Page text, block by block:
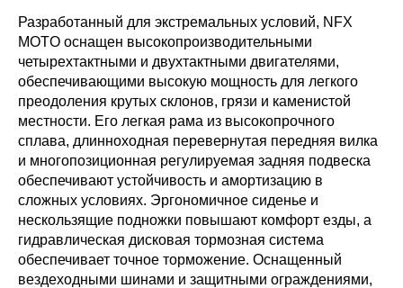
Разработанный для экстремальных условий, NFX
MOTO оснащен высокопроизводительными
четырехтактными и двухтактными двигателями,
обеспечивающими высокую мощность для легкого
преодоления крутых склонов, грязи и каменистой
местности. Его легкая рама из высокопрочного
сплава, длинноходная перевернутая передняя вилка
и многопозиционная регулируемая задняя подвеска
обеспечивают устойчивость и амортизацию в
сложных условиях. Эргономичное сиденье и
нескользящие подножки повышают комфорт езды, а
гидравлическая дисковая тормозная система
обеспечивает точное торможение. Оснащенный
вездеходными шинами и защитными ограждениями,